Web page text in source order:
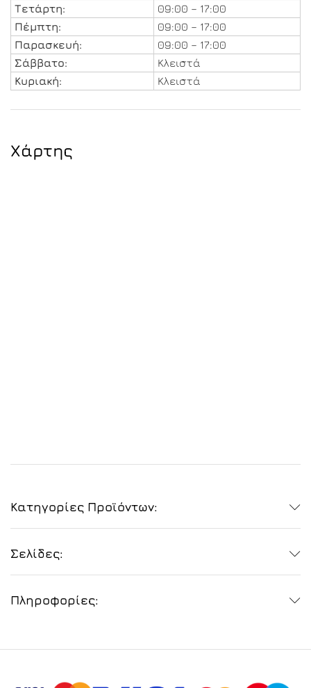
Τετάρτη:
09:00 – 17:00
Πέμπτη:
09:00 – 17:00
Παρασκευή:
09:00 – 17:00
Σάββατο:
Κλειστά
Κυριακή:
Κλειστά
Χάρτης
Κατηγορίες Προϊόντων:
Σελίδες:
Πληροφορίες: